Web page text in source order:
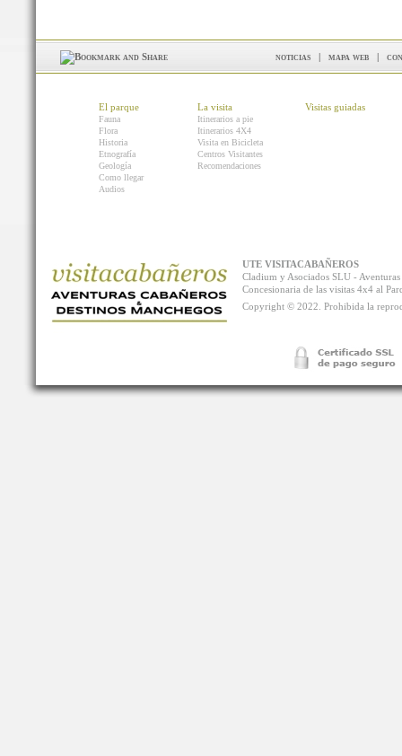
noticias | mapa web |
El parque
Fauna
Flora
Historia
Etnografía
Geología
Como llegar
Audios
La visita
Itinerarios a pie
Itinerarios 4X4
Visita en Bicicleta
Centros Visitantes
Recomendaciones
Visitas guiadas
UTE VISITACABAÑEROS
Cladium y Asociados SLU -
Concesionaria de las visitas 4x4 al
Copyright © 2022. Prohibida la